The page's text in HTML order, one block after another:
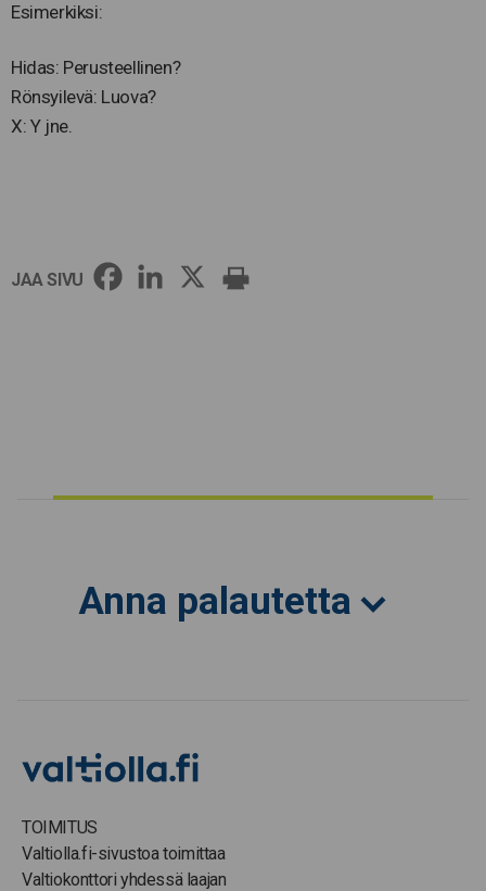
Esimerkiksi:
Hidas: Perusteellinen?
Rönsyilevä: Luova?
X: Y jne.
JAA SIVU
Anna palautetta
TOIMITUS
Valtiolla.fi-sivustoa toimittaa
Valtiokonttori yhdessä laajan